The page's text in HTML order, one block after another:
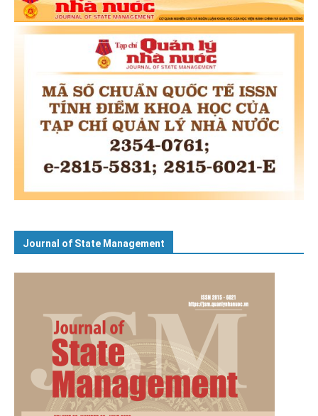
Journal of State Management